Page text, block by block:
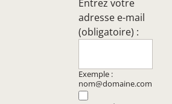
Entrez votre
adresse e-mail
(obligatoire) :
Exemple :
nom@domaine.com